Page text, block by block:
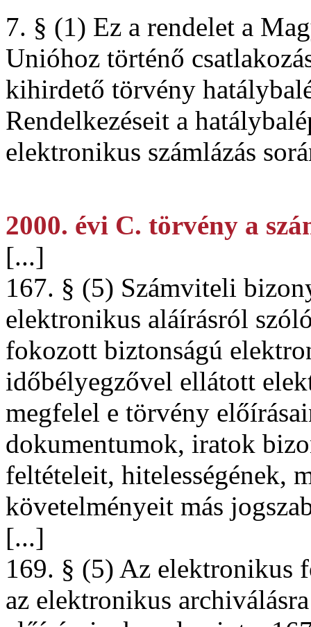
7. § (1) Ez a rendelet a
Unióhoz történő
kihirdető törvény
Rendelkezéseit a
elektronikus számlázás
2000. évi C. törvény a
[...]
167. § (5) Számviteli
elektronikus aláírásról
fokozott biztonságú
időbélyegzővel ellátott
megfelel e törvény
dokumentumok, iratok
feltételeit, hitelességének,
követelményeit más
[...]
169. § (5) Az elektronikus
az elektronikus